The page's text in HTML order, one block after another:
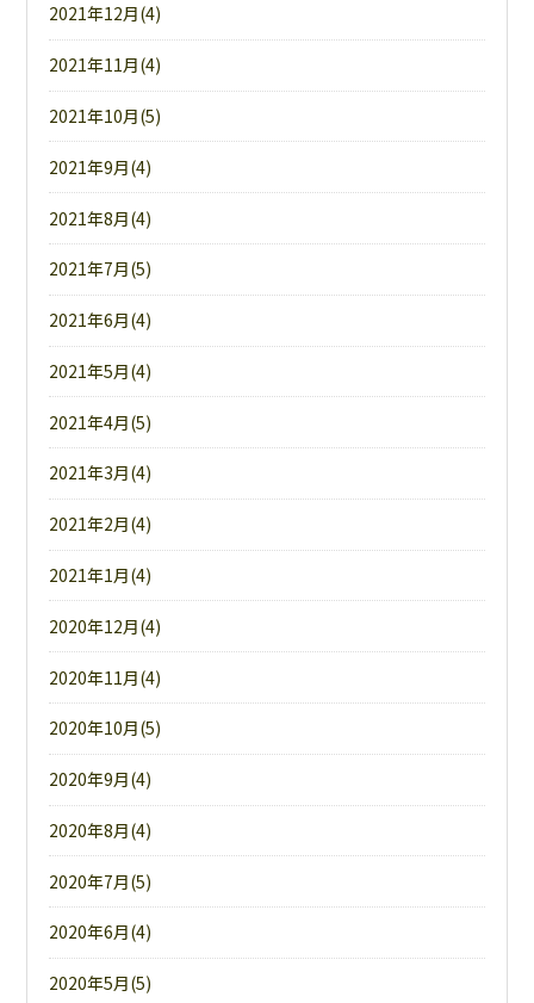
2021年12月(4)
2021年11月(4)
2021年10月(5)
2021年9月(4)
2021年8月(4)
2021年7月(5)
2021年6月(4)
2021年5月(4)
2021年4月(5)
2021年3月(4)
2021年2月(4)
2021年1月(4)
2020年12月(4)
2020年11月(4)
2020年10月(5)
2020年9月(4)
2020年8月(4)
2020年7月(5)
2020年6月(4)
2020年5月(5)